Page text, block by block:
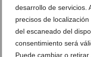
desarrollo de servicios.
precisos de
del escaneado del
consentimiento será
Puede cambiar o
26 de mayo de 2026